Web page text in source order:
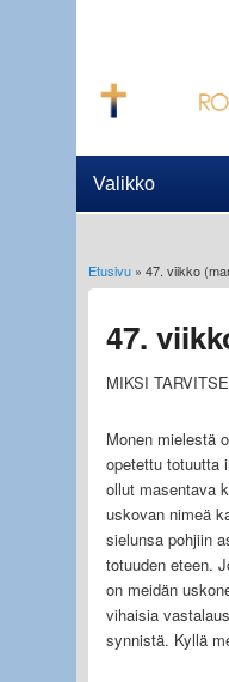
Olet täällä
Etusivu» 47. viikko
47.
MIKSI
Monen mielestä
opetettu totuutta
ollut masentava
uskovan nimeä
sielunsa pohjiin
totuuden eteen.
on meidän
vihaisia
synnistä. Kyllä